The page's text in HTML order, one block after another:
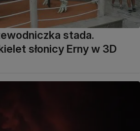
stada.
słonicy Erny w 3D